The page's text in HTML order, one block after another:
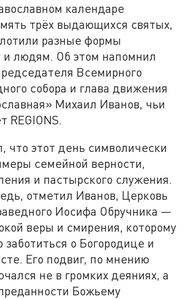
календаре
трёх выдающихся святых,
разные формы
и людям. Об этом напомнил
Всемирного
собора и глава движения
Михаил Иванов, чьи
REGIONS.
что этот день символически
семейной верности,
и пастырского служения.
отметил Иванов, Церковь
Иосифа Обручника —
веры и смирения, которому
о Богородице и
Его подвиг, по мнению
не в громких деяниях, а
Божьему